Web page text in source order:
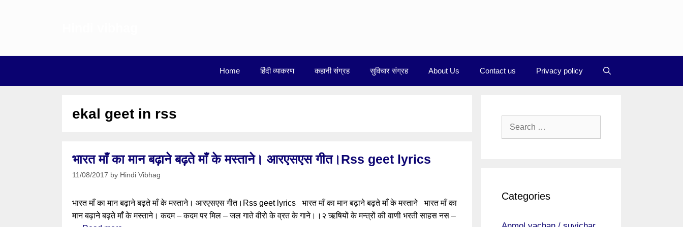
Home हिंदी व्याकरण कहानी संग्रह सुविचार संग्रह About Us Contact us Privacy policy
ekal geet in rss
भारत माँ का मान बढ़ाने बढ़ते माँ के मस्ताने। आरएसएस गीत।Rss geet lyrics
11/08/2017 by Hindi Vibhag
भारत माँ का मान बढ़ाने बढ़ते माँ के मस्ताने। आरएसएस गीत।Rss geet lyrics भारत माँ का मान बढ़ाने बढ़ते माँ के मस्ताने भारत माँ का
मान बढ़ाने बढ़ते माँ के मस्ताने। कदम – कदम पर मिल – जल गाते वीरो के व्रत के गाने।।२ ऋषियों के मन्त्रों की वाणी भरती साहस नस –
Search
Categories